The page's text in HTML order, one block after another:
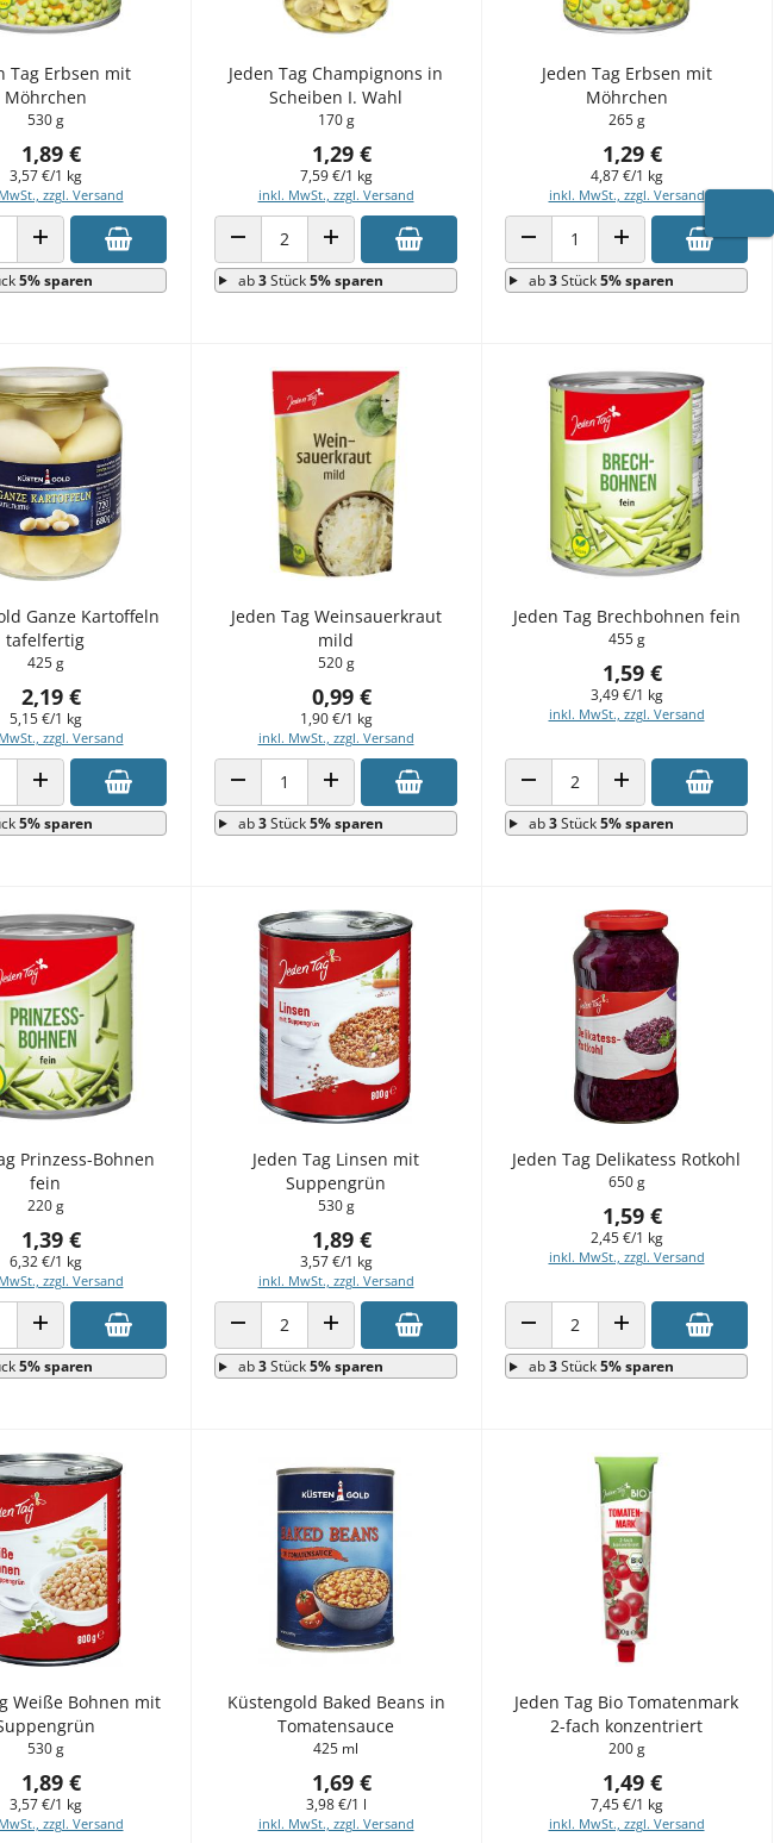
Tag Erbsen mit
Möhrchen
530 g
1,89 €
3,57 €/1 kg
zzgl. Versand
ANZAHL ERHÖHEN
5% sparen
Jeden Tag Champignons in
Scheiben I. Wahl
170 g
1,29 €
7,59 €/1 kg
inkl. MwSt., zzgl. Versand
ANZAHL VERRINGERNANZAHL ERHÖHEN
ab3Stück5% sparen
Jeden Tag Erbsen mit
Möhrchen
265 g
1,29 €
4,87 €/1 kg
inkl. MwSt., zzgl. Versand
ANZAHL VERRINGERNANZAHL ERHÖHEN
ab3Stück5% sparen
Ganze Kartoffeln
tafelfertig
425 g
2,19 €
5,15 €/1 kg
zzgl. Versand
ANZAHL ERHÖHEN
5% sparen
Jeden Tag Weinsauerkraut
mild
520 g
0,99 €
1,90 €/1 kg
inkl. MwSt., zzgl. Versand
ANZAHL VERRINGERNANZAHL ERHÖHEN
ab3Stück5% sparen
Jeden Tag Brechbohnen fein
455 g
1,59 €
3,49 €/1 kg
inkl. MwSt., zzgl. Versand
ANZAHL VERRINGERNANZAHL ERHÖHEN
ab3Stück5% sparen
Prinzess-Bohnen
fein
220 g
1,39 €
6,32 €/1 kg
zzgl. Versand
ANZAHL ERHÖHEN
5% sparen
Jeden Tag Linsen mit
Suppengrün
530 g
1,89 €
3,57 €/1 kg
inkl. MwSt., zzgl. Versand
ANZAHL VERRINGERNANZAHL ERHÖHEN
ab3Stück5% sparen
Jeden Tag Delikatess Rotkohl
650 g
1,59 €
2,45 €/1 kg
inkl. MwSt., zzgl. Versand
ANZAHL VERRINGERNANZAHL ERHÖHEN
ab3Stück5% sparen
Weiße Bohnen mit
530 g
1,89 €
3,57 €/1 kg
zzgl. Versand
Küstengold Baked Beans in
Tomatensauce
425 ml
1,69 €
3,98 €/1 l
inkl. MwSt., zzgl. Versand
Jeden Tag Bio Tomatenmark
2-fach konzentriert
200 g
1,49 €
7,45 €/1 kg
inkl. MwSt., zzgl. Versand